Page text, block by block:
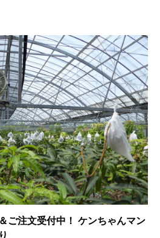
ご注文受付中！ ケンちゃんマン